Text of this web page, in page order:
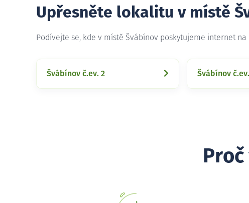
Upřesněte lokalitu v místě
Podívejte se, kde v místě Švábínov poskytujeme internet na
Švábínov č.ev. 2 Švábínov